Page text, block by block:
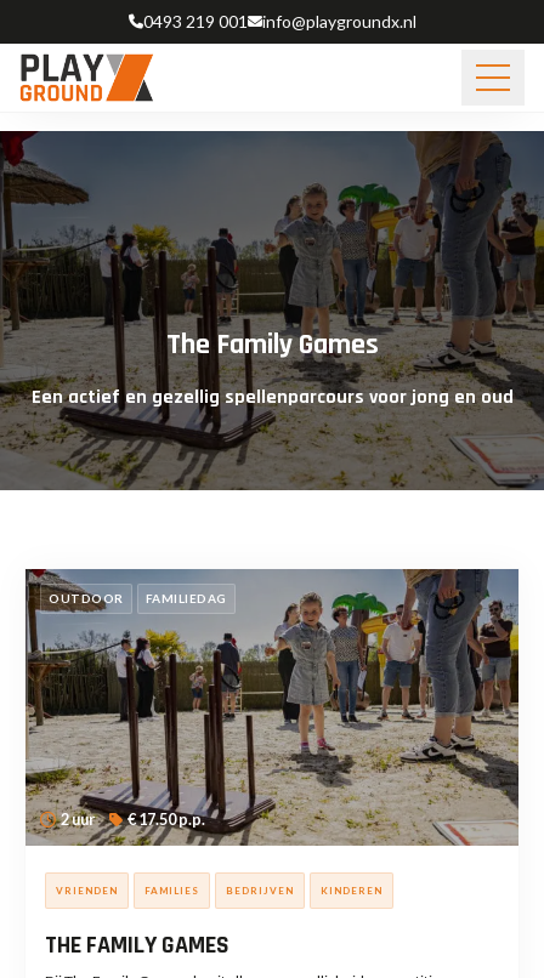
0493 219 001 info@playgroundx.nl
The Family Games
Een actief en gezellig spellenparcours voor jong en oud
OUTDOOR FAMILIEDAG
2 uur € 17.50 p.p.
VRIENDEN FAMILIES BEDRIJVEN KINDEREN
THE FAMILY GAMES